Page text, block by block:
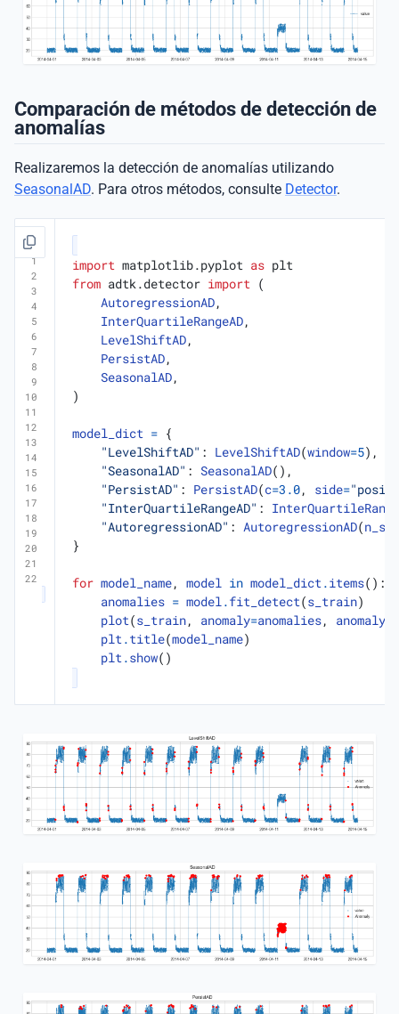
Comparación de métodos de detección de
anomalías
Realizaremos la detección de anomalías utilizando
SeasonalAD. Para otros métodos, consulte Detector.
1
import matplotlib.pyplot as plt
from adtk.detector import (
AutoregressionAD,
InterQuartileRangeAD,
LevelShiftAD,
PersistAD,
SeasonalAD,
)
model_dict = {
"LevelShiftAD" : LevelShiftAD(window=5),
"SeasonalAD" : SeasonalAD(),
"PersistAD" : PersistAD(c=3.0, side=
"InterQuartileRangeAD" :
"AutoregressionAD" : AutoregressionAD(
}
for model_name, model in model_dict.items():
anomalies = model.fit_detect(s_train)
plot(s_train, anomaly=anomalies,
plt.title(model_name)
plt.show()